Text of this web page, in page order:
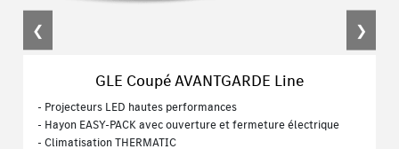
❮
GLE Coupé AVANTGARDE Line
- Projecteurs LED hautes performances
- Hayon EASY-PACK avec ouverture et fermeture électrique
- Climatisation THERMATIC
❯